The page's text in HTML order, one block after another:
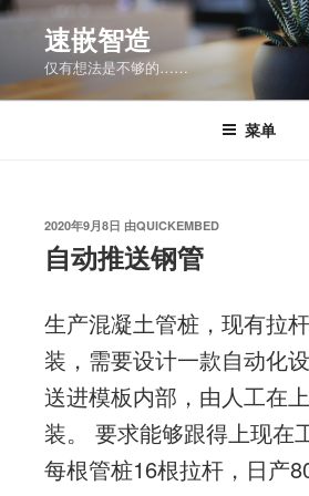
跳
内
速嵌智造
仅有想法是不够的……
菜单
发
布
于
2020年9月8日 由QUICKEMBED
自动推送钢管
生产混凝土管桩，现有拉
装，需要设计一款自动化
送进模板内部，由人工在
装。 要求能够跟得上现在
每根管桩16根拉杆，日产